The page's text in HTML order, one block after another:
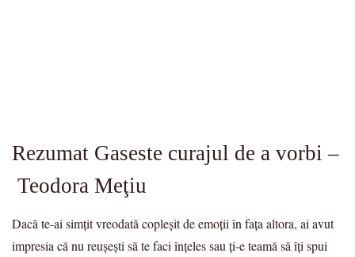
Rezumat Gaseste curajul de a vorbi –
Teodora Meţiu
Dacă te-ai simțit vreodată copleșit de emoții în fața altora, ai avut
impresia că nu reușești să te faci înțeles sau ți-e teamă să îți spui